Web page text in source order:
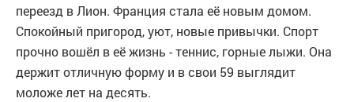
переезд в Лион. Франция стала её новым домом.
Спокойный пригород, уют, новые привычки. Спорт
прочно вошёл в её жизнь - теннис, горные лыжи. Она
держит отличную форму и в свои 59 выглядит
моложе лет на десять.